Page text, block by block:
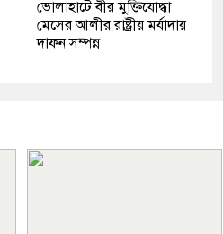
ভোলাহাটে বীর মুক্তিযোদ্ধা
মেসের আলীর রাষ্ট্রীয় মর্যাদায়
দাফন সম্পন্ন